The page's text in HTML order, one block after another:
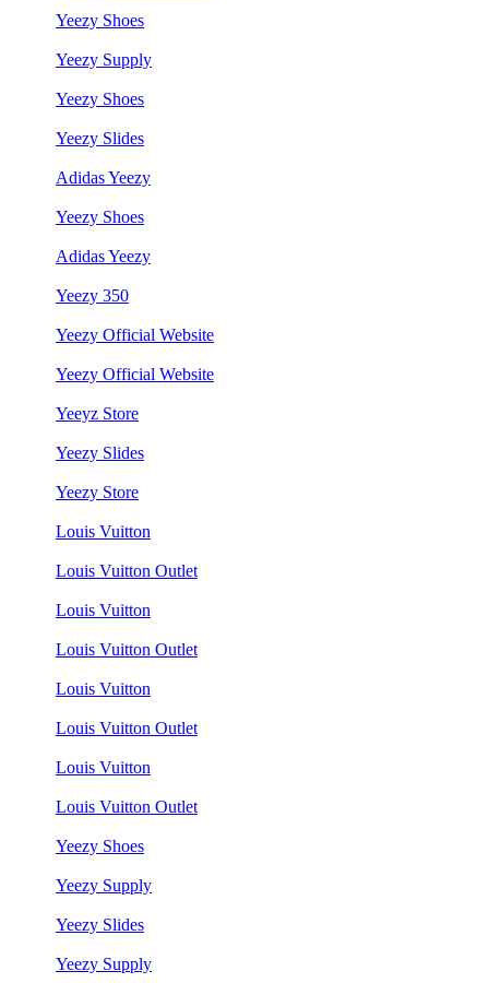
Yeezy Shoes
Yeezy Supply
Yeezy Shoes
Yeezy Slides
Adidas Yeezy
Yeezy Shoes
Adidas Yeezy
Yeezy 350
Yeezy Official Website
Yeezy Official Website
Yeeyz Store
Yeezy Slides
Yeezy Store
Louis Vuitton
Louis Vuitton Outlet
Louis Vuitton
Louis Vuitton Outlet
Louis Vuitton
Louis Vuitton Outlet
Louis Vuitton
Louis Vuitton Outlet
Yeezy Shoes
Yeezy Supply
Yeezy Slides
Yeezy Supply